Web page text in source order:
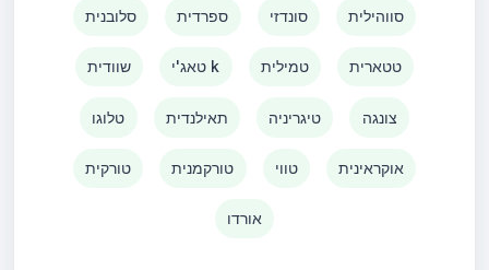
סלובנית ספרדית סונדזי סווהילית
שוודית טאג'י k טמילית טטארית
טלוגו תאילנדית טיגריניה צונגה
טורקית טורקמנית טווי אוקראינית
אורדו